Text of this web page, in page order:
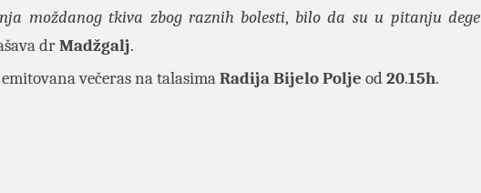
moždanog tkiva zbog raznih bolesti, bilo da su u pitanju
drMadžgalj.
večeras na talasimaRadija Bijelo Polje od20.15h.